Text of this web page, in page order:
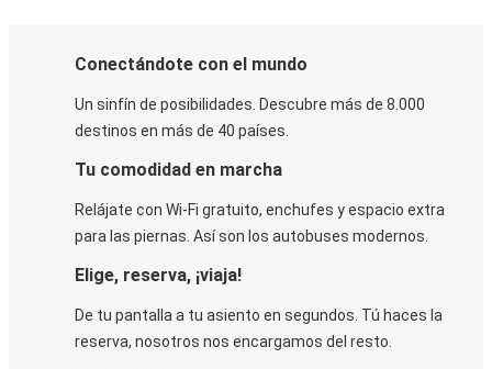
Conectándote con el mundo
Un sinfín de posibilidades. Descubre más de 8.000
destinos en más de 40 países.
Tu comodidad en marcha
Relájate con Wi-Fi gratuito, enchufes y espacio extra
para las piernas. Así son los autobuses modernos.
Elige, reserva, ¡viaja!
De tu pantalla a tu asiento en segundos. Tú haces la
reserva, nosotros nos encargamos del resto.